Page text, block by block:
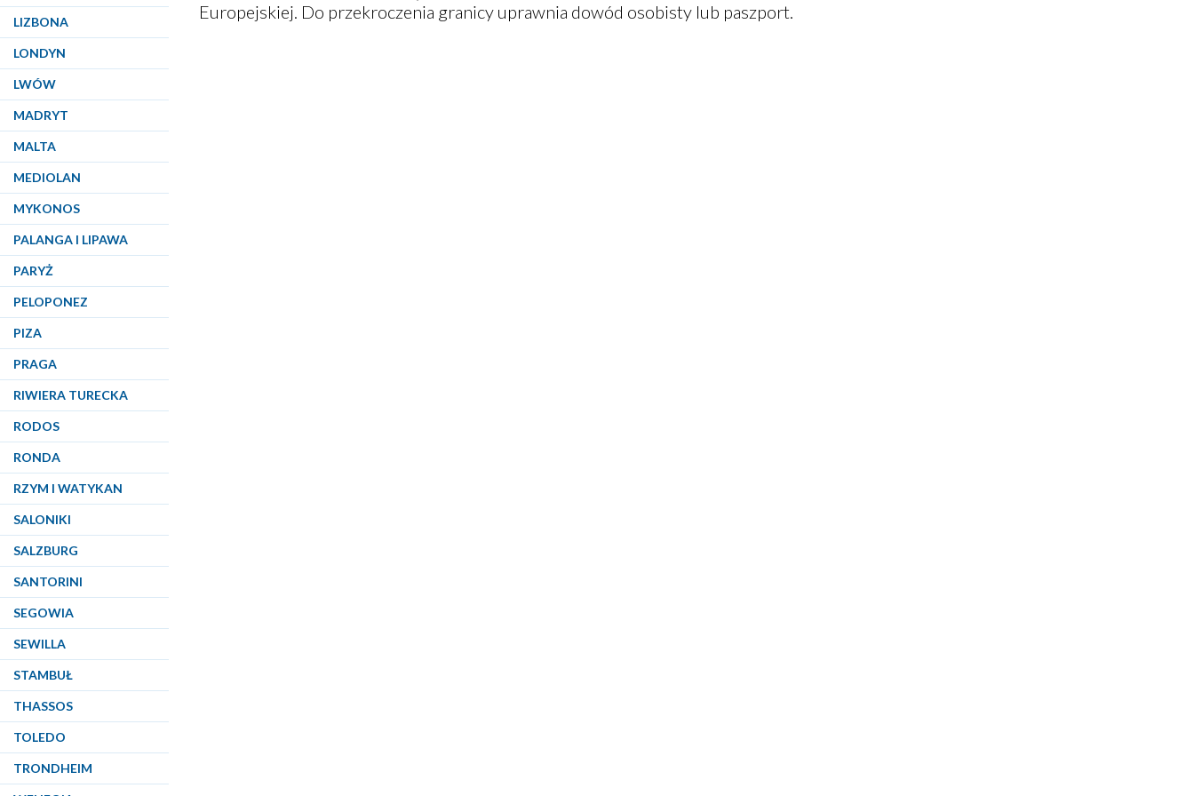
LIZBONA
LONDYN
LWÓW
MADRYT
MALTA
MEDIOLAN
MYKONOS
PALANGA I LIPAWA
PARYŻ
PELOPONEZ
PIZA
PRAGA
RIWIERA TURECKA
RODOS
RONDA
RZYM I WATYKAN
SALONIKI
SALZBURG
SANTORINI
SEGOWIA
SEWILLA
STAMBUŁ
THASSOS
TOLEDO
TRONDHEIM
Europejskiej. Do przekroczenia granicy uprawnia dowód osobisty lub paszport.